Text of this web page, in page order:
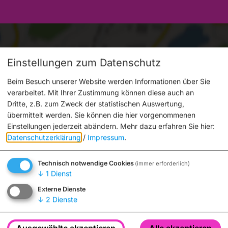
Möchten Sie von „OpenStreetMap/Leaflet“ bereitgestellte
externe Inhalte laden?
Ja Immer
Einstellungen zum Datenschutz
Beim Besuch unserer Website werden Informationen über Sie
verarbeitet. Mit Ihrer Zustimmung können diese auch an
Dritte, z.B. zum Zweck der statistischen Auswertung,
übermittelt werden. Sie können die hier vorgenommenen
Einstellungen jederzeit abändern. Mehr dazu erfahren Sie hier:
Datenschutzerklärung / Impressum.
Technisch notwendige Cookies (immer erforderlich)
↓ 1 Dienst
Externe Dienste
↓ 2 Dienste